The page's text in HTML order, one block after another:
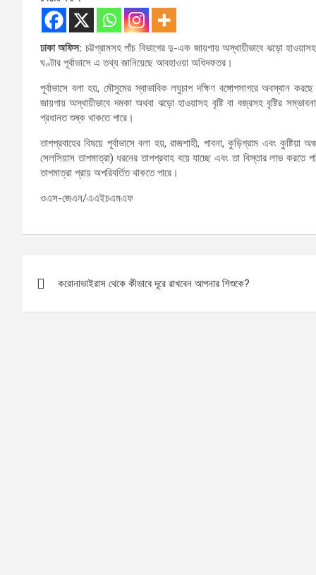
ঢাকা অফিস: চট্টগ্রামসহ পাঁচ বিভাগের দু-এক জায়গায় অস্থায়ীভাবে ঝড়ো
ঘণ্টার পূর্বাভাসে এ তথ্য জানিয়েছে আবহাওয়া অধিদফতর।
পূর্বাভাসে বলা হয়, মৌসুমের স্বাভাবিক লঘুচাপ দক্ষিণ বঙ্গোপসাগরে অবস্থান
জায়গায় অস্থায়ীভাবে দমকা অথবা ঝড়ো হাওয়াসহ বৃষ্টি বা বজ্রসহ বৃষ্টির
প্রধানত শুষ্ক থাকতে পারে।
তাপপ্রবাহের বিষয়ে পূর্বাভাসে বলা হয়, রাজশাহী, পাবনা, কুড়িগ্রাম এবং
সেলসিয়াস তাপমাত্রা) ধরনের তাপপ্রবাহ বয়ে যাচ্ছে এবং তা বিস্তার লাভ করতে
তাপমাত্রা প্রায় অপরিবর্তিত থাকতে পারে।
ওএস-জেএন/এএইচএমএফ
navigation
করোনাভাইরাস থেকে কীভাবে দূরে রাখবেন আপনার শিশুকে?